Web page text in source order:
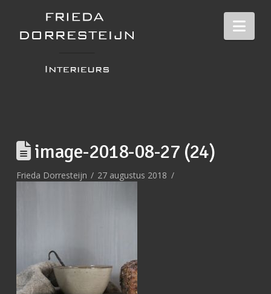
image-2018-08-27 (24)
Frieda Dorresteijn 27 augustus 2018